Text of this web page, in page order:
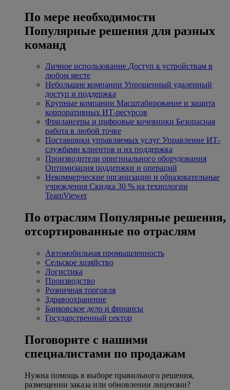
По мере необходимости
Популярные решения для разных
команд
Личное использование Доступ к устройствам в
любом месте
Небольшие компании Упрощенный удаленный
доступ и поддержка
Крупные компании Масштабирование и защита
корпоративных ИТ-ресурсов
Фрилансеры и цифровые кочевники Безопасная
работа в любой точке
Поставщики управляемых услуг Управление ИТ-
службами клиентов и их поддержка
Производители оригинального оборудования
Оптимизация поддержки и операций
Некоммерческие организации и образовательные
учреждения Скидка 30 % на технологии
TeamViewer
По отраслям Популярные решения,
отсортированные по отраслям
Автомобильная промышленность
Сельское хозяйство
Логистика
Производство
Розничная торговля
Здравоохранение
Банковское дело и финансы
Государственный сектор
Поговорите с нашими
специалистами по продажам
Нужна помощь в выборе правильного решения,
размещении заказа или обновлении лицензии?